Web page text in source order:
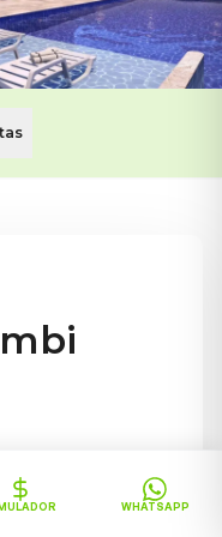
com apartamentos
metrô
WHATSAPP